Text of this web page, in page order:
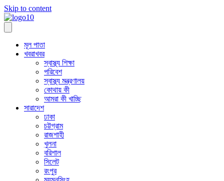
Skip to content
মূল পাতা
খবরাখবর
স্বাস্থ্য শিক্ষা
পরিবেশ
স্বাস্থ্য মন্ত্রণালয়
কোথায় কী
আমরা কী খাচ্ছি
সারাদেশ
ঢাকা
চট্টগ্রাম
রাজশাহী
খুলনা
বরিশাল
সিলেট
রংপুর